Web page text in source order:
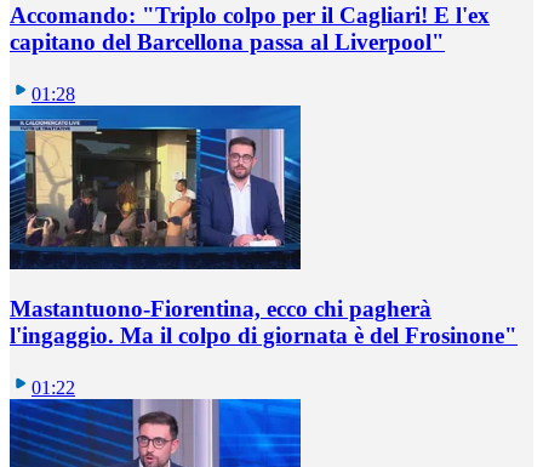
Accomando: "Triplo colpo per il Cagliari! E l'ex
capitano del Barcellona passa al Liverpool"
01:28
Mastantuono-Fiorentina, ecco chi pagherà
l'ingaggio. Ma il colpo di giornata è del Frosinone"
01:22